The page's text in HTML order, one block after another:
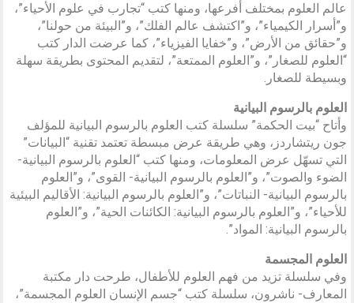
عالم العلوم بمختلف أفرعها، ومنها كتب “تجارب في علوم الأحياء”،
و”أسرار الكيمياء”، و”اكتشف عالم الفلك”، و”البيئة من حولنا”،
و”حقائق من الأرض”، و”خفايا الفيزياء”، كما عرضت الدار كتب
“العلوم للصغار”، و”العلوم الممتعة”، لتقديم المحتوى بطريقة سهلة
وبسيطة للصغار.
العلوم بالرسوم البيانية
وأتاح “بيت الحكمة” سلسلة كتب العلوم بالرسوم البيانية للمؤلف
جون ريتشاردز، وهي طريقة عرض مبسطة تعتمد تقنية “البيانات”
التي تسهّل عرض المعلومات، ومنها كتب “العلوم بالرسوم البيانية-
الضوء والصوت”، و”العلوم بالرسوم البيانية- القوى”، و”العلوم
بالرسوم البيانية- النباتات”، و”العلوم بالرسوم البيانية: الأقاليم البيئية
للأحياء”، و”العلوم بالرسوم البيانية: الكائنات الحية”، و”العلوم
بالرسوم البيانية: المواد”.
العلوم المجسمة
وفي سلسلة تزيد من فهم العلوم للأطفال، طرحت دار مكتبة
المعارف- ناشرون، سلسلة كتب “جسم الإنسان العلوم المجسمة”،